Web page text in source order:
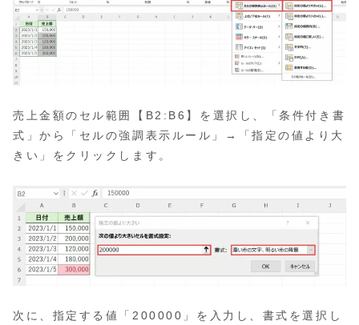
売上金額のセル範囲【B2:B6】を選択し、「条件付き書
式」から「セルの強調表示ルール」→「指定の値より大
きい」をクリックします。
次に、指定する値「200000」を入力し、書式を選択し